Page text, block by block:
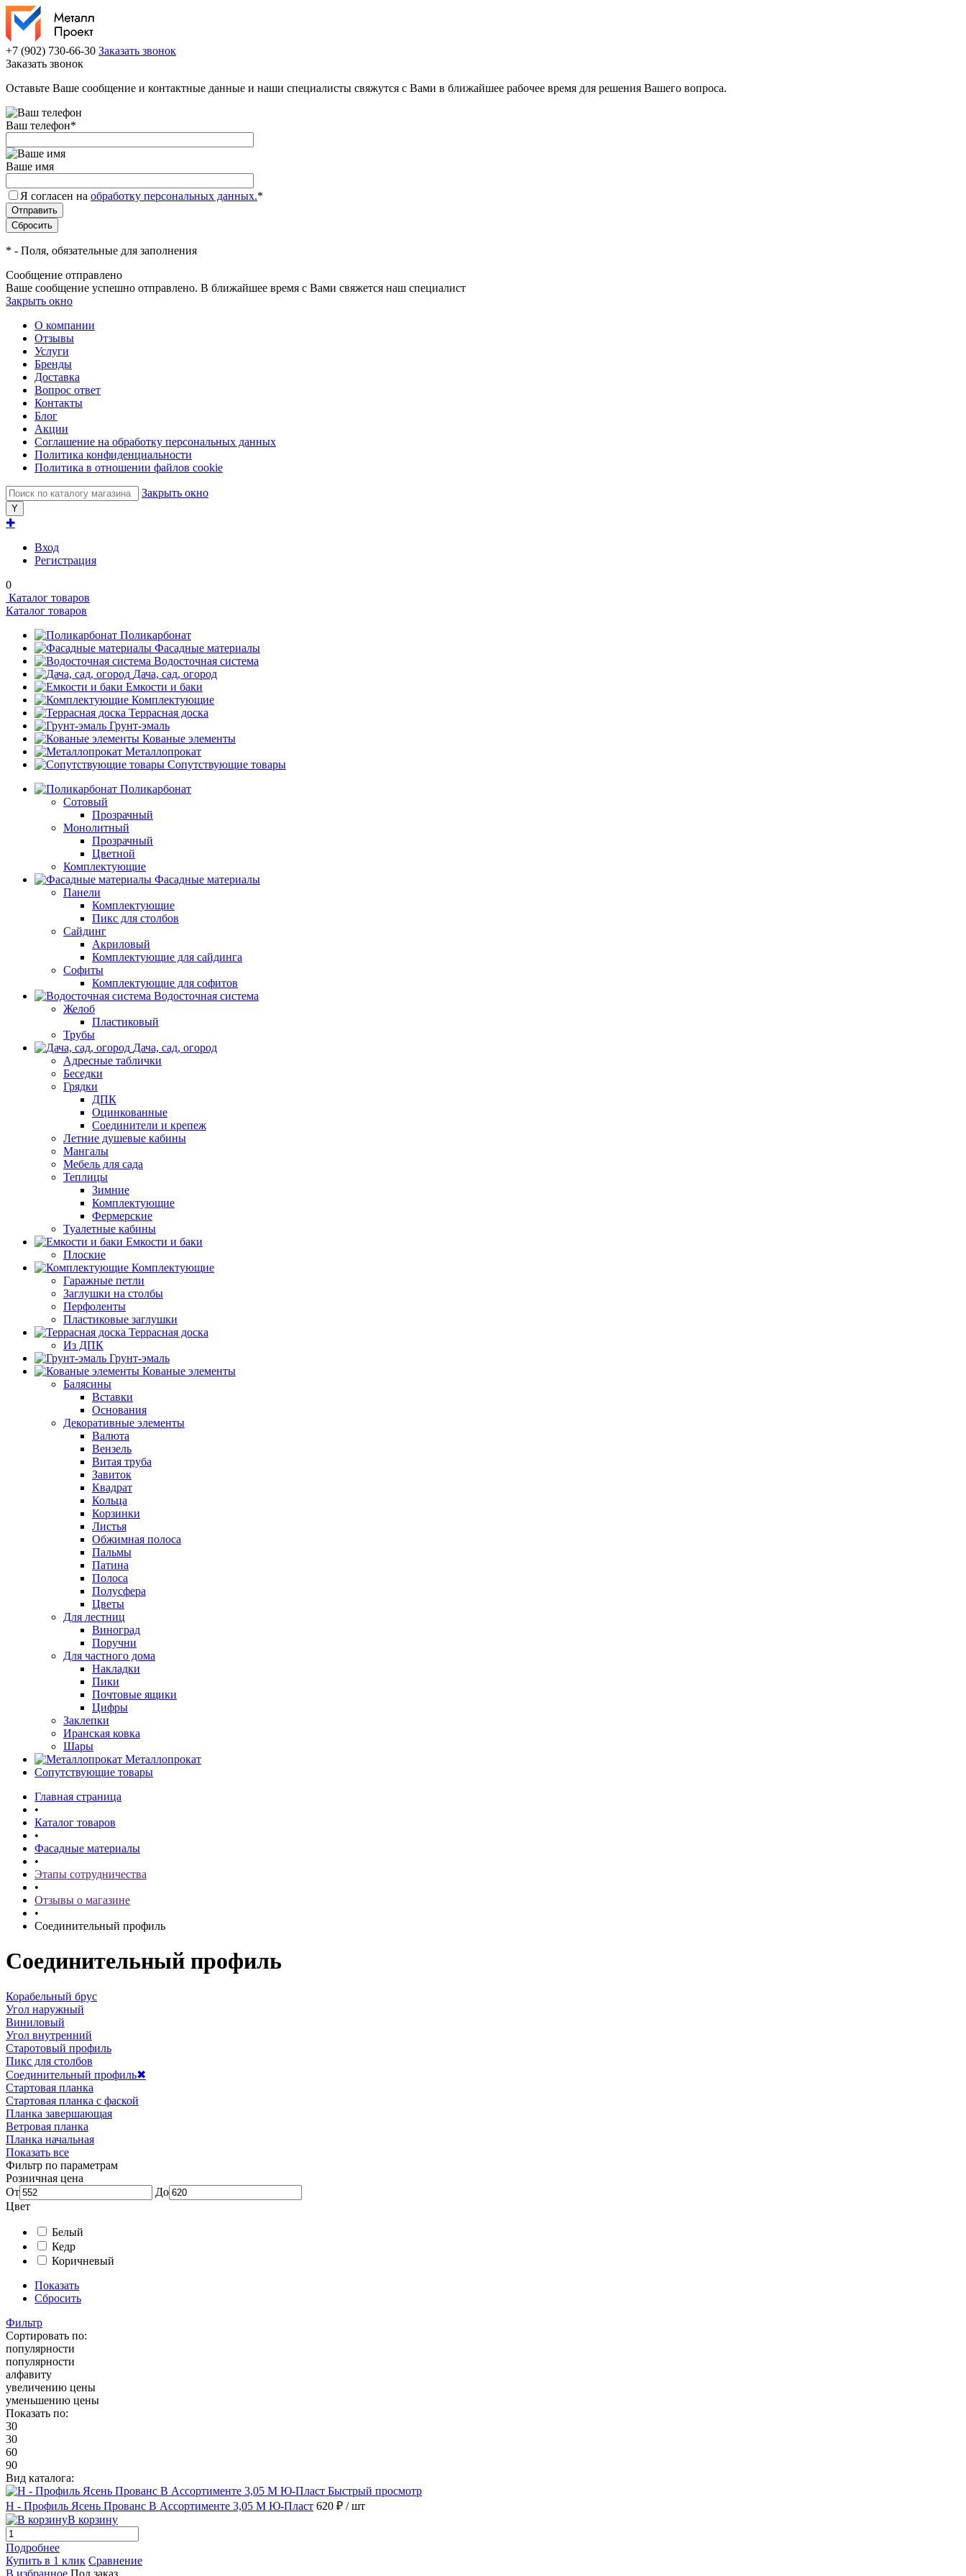
+7 (902) 730-66-30 Заказать звонок
Заказать звонок
Оставьте Ваше сообщение и контактные данные и наши специалисты свяжутся с Вами в ближайшее рабочее время для решения Вашего вопроса.
Ваш телефон*
Ваше имя
Я согласен на обработку персональных данных.*
* - Поля, обязательные для заполнения
Сообщение отправлено
Ваше сообщение успешно отправлено. В ближайшее время с Вами свяжется наш специалист
Закрыть окно
О компании
Отзывы
Услуги
Бренды
Доставка
Вопрос ответ
Контакты
Блог
Акции
Соглашение на обработку персональных данных
Политика конфиденциальности
Политика в отношении файлов cookie
Закрыть окно
✚
Вход
Регистрация
0
Каталог товаров
Каталог товаров
Поликарбонат
Фасадные материалы
Водосточная система
Дача, сад, огород
Емкости и баки
Комплектующие
Террасная доска
Грунт-эмаль
Кованые элементы
Металлопрокат
Сопутствующие товары
Поликарбонат
Сотовый
Прозрачный
Монолитный
Прозрачный
Цветной
Комплектующие
Фасадные материалы
Панели
Комплектующие
Пикс для столбов
Сайдинг
Акриловый
Комплектующие для сайдинга
Софиты
Комплектующие для софитов
Водосточная система
Желоб
Пластиковый
Трубы
Дача, сад, огород
Адресные таблички
Беседки
Грядки
ДПК
Оцинкованные
Соединители и крепеж
Летние душевые кабины
Мангалы
Мебель для сада
Теплицы
Зимние
Комплектующие
Фермерские
Туалетные кабины
Емкости и баки
Плоские
Комплектующие
Гаражные петли
Заглушки на столбы
Перфоленты
Пластиковые заглушки
Террасная доска
Из ДПК
Грунт-эмаль
Кованые элементы
Балясины
Вставки
Основания
Декоративные элементы
Валюта
Вензель
Витая труба
Завиток
Квадрат
Кольца
Корзинки
Листья
Обжимная полоса
Пальмы
Патина
Полоса
Полусфера
Цветы
Для лестниц
Виноград
Поручни
Для частного дома
Накладки
Пики
Почтовые ящики
Цифры
Заклепки
Иранская ковка
Шары
Металлопрокат
Сопутствующие товары
Главная страница
•
Каталог товаров
•
Фасадные материалы
•
Этапы сотрудничества
•
Отзывы о магазине
•
Соединительный профиль
Соединительный профиль
Корабельный брус
Угол наружный
Виниловый
Угол внутренний
Старотовый профиль
Пикс для столбов
Соединительный профиль✖
Стартовая планка
Стартовая планка с фаской
Планка завершающая
Ветровая планка
Планка начальная
Показать все
Фильтр по параметрам
Розничная цена
От
До
Цвет
Белый
Кедр
Коричневый
Показать
Сбросить
Фильтр
Сортировать по:
популярности
популярности
алфавиту
увеличению цены
уменьшению цены
Показать по:
30
30
60
90
Вид каталога:
Быстрый просмотр
H - Профиль Ясень Прованс В Ассортименте 3,05 М Ю-Пласт 620 ₽ / шт
В корзину
Подробнее
Купить в 1 клик Сравнение
В избранное Под заказ